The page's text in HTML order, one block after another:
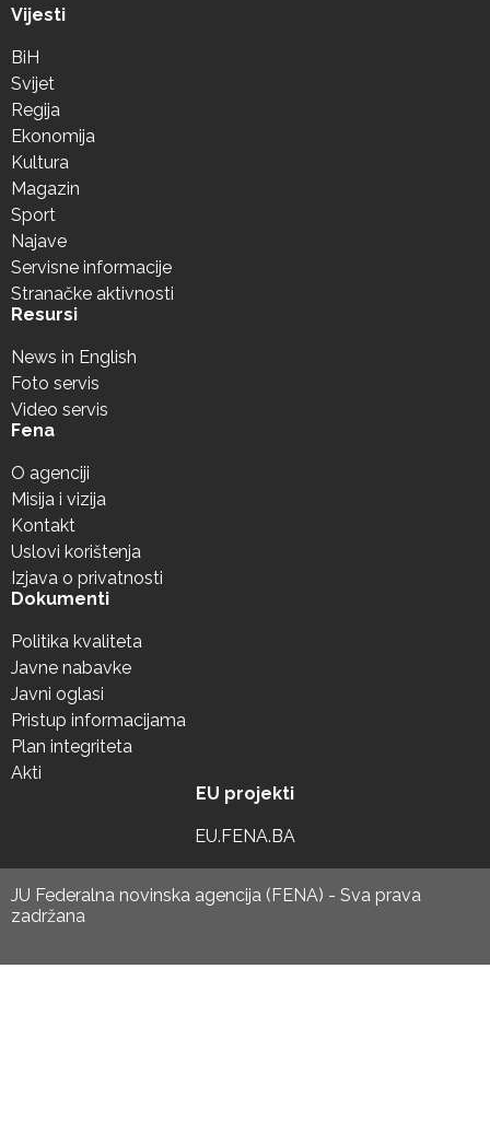
Vijesti
BiH
Svijet
Regija
Ekonomija
Kultura
Magazin
Sport
Najave
Servisne informacije
Stranačke aktivnosti
Resursi
News in English
Foto servis
Video servis
Fena
O agenciji
Misija i vizija
Kontakt
Uslovi korištenja
Izjava o privatnosti
Dokumenti
Politika kvaliteta
Javne nabavke
Javni oglasi
Pristup informacijama
Plan integriteta
Akti
EU projekti
EU.FENA.BA
JU Federalna novinska agencija (FENA) - Sva prava
zadržana